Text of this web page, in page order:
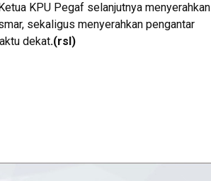
KPU Pegaf selanjutnya menyerahkan
sekaligus menyerahkan pengantar
dekat.(rsl)